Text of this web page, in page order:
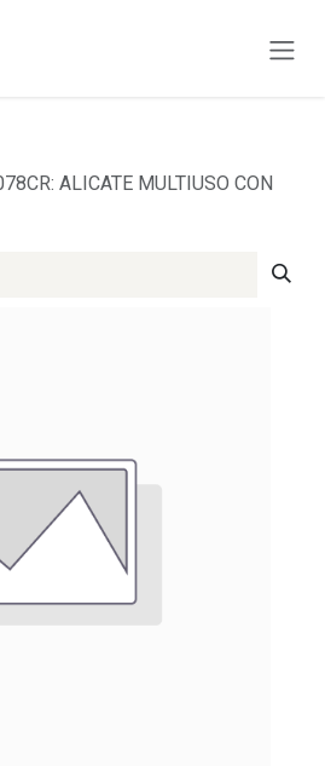
ALICATE MULTIUSO CON